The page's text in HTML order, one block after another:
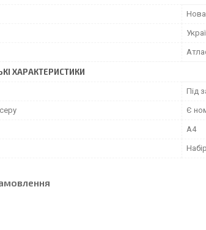
ХАРАКТЕРИСТИКИ
Під
Є
А4